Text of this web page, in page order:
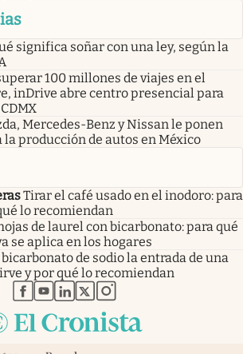
significa soñar con una ley, según la
100 millones de viajes en el
inDrive abre centro presencial para
Mercedes-Benz y Nissan le ponen
la producción de autos en México
Tirar el café usado en el inodoro: para
lo recomiendan
de laurel con bicarbonato: para qué
se aplica en los hogares
de sodio la entrada de una
y por qué lo recomiendan
abre en nueva pestaña
abre en nueva pestaña
abre en nueva pestaña
abre en nueva pestaña
abre en nueva pestaña